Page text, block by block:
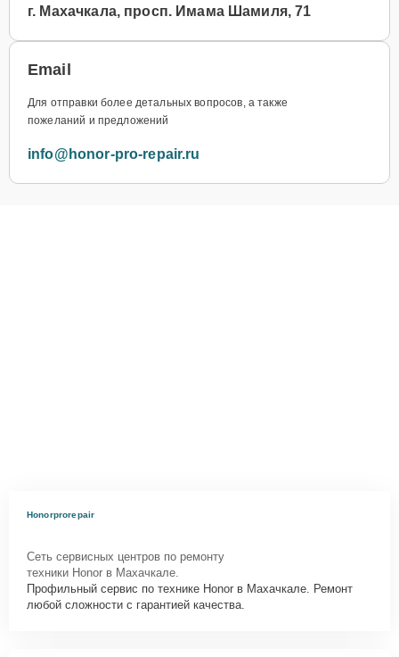
г. Махачкала, просп. Имама Шамиля, 71
Email
Для отправки более детальных вопросов, а также
пожеланий и предложений
info@honor-pro-repair.ru
Honorprorepair
Сеть сервисных центров по ремонту
техники Honor в Махачкале.
Профильный сервис по технике Honor в Махачкале. Ремонт
любой сложности с гарантией качества.